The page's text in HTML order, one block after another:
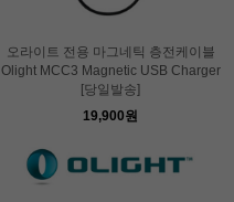
오라이트 전용 마그네틱 층전케이블
Olight MCC3 Magnetic USB Charger
[당일발송]
19,900원